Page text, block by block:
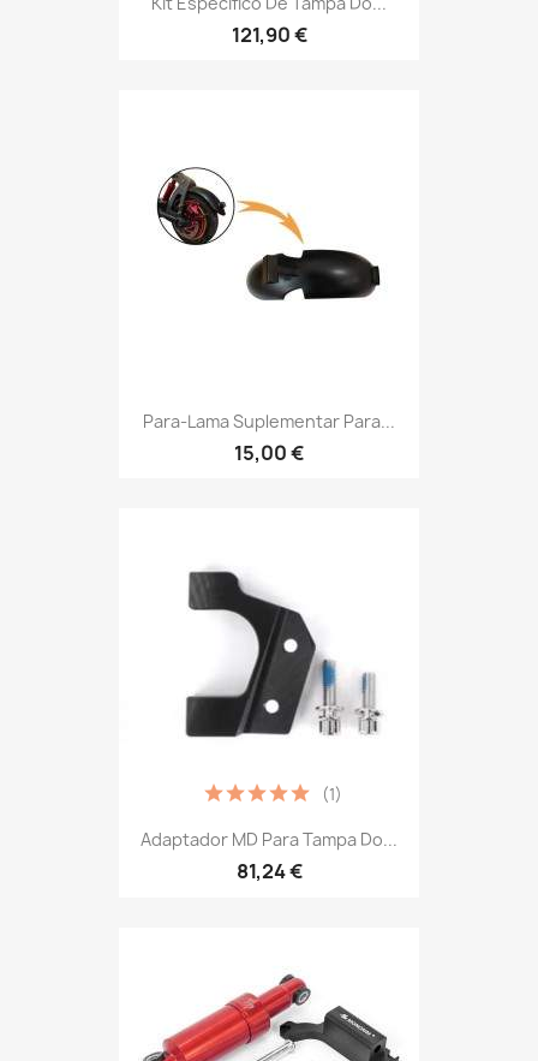
121,90 €
Para-Lama Suplementar Para...
15,00 €
Adaptador MD Para Tampa Do...
81,24 €
(1)